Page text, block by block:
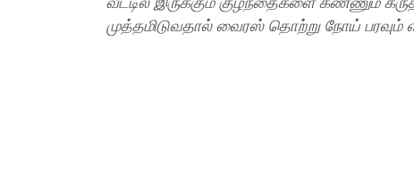
முத்தமிடுவதால் வைரஸ் தொற்று நோய் பரவும்